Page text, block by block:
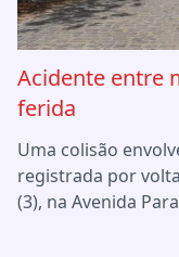
Acidente entre
ferida
Uma colisão
registrada por
(3), na Avenida